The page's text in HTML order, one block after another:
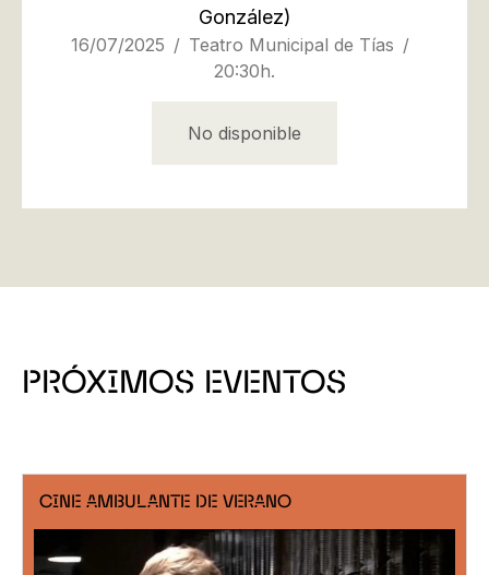
González)
16/07/2025
Teatro Municipal de Tías
20:30h.
No disponible
PRÓXIMOS EVENTOS
CINE AMBULANTE DE VERANO